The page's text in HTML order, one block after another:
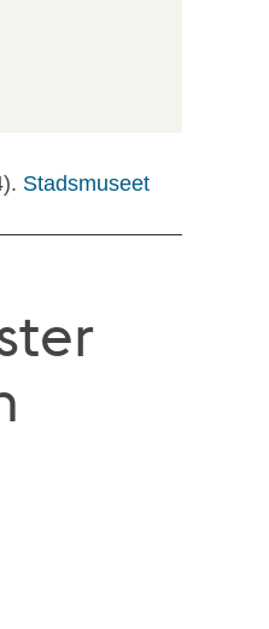
Stadsmuseet